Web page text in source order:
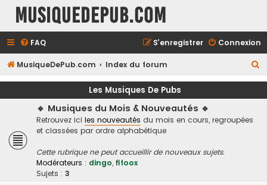
MusiqueDePub.com
FAQ Connexion
S’enregistrer
MusiqueDePub.com Index du forum
e
Les Musiques De Pubs
🔹 Musiques du Mois & Nouveautés 🔹
Retrouvez ici les nouveautés du mois en cours, regroupées
et classées par ordre alphabétique
Cette rubrique ne peut accueillir de nouveaux sujets.
Modérateurs : dingo, fifoox
Sujets : 3